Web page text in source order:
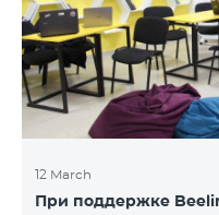
12 March
При поддержке